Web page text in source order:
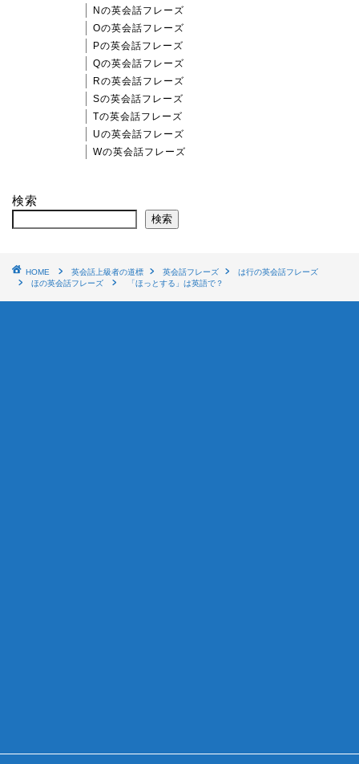
Nの英会話フレーズ
Oの英会話フレーズ
Pの英会話フレーズ
Qの英会話フレーズ
Rの英会話フレーズ
Sの英会話フレーズ
Tの英会話フレーズ
Uの英会話フレーズ
Wの英会話フレーズ
検索
検索
HOME 英会話上級者の道標 英会話フレーズ
は行の英会話フレーズ
ほの英会話フレーズ
「ほっとする」は英語で？